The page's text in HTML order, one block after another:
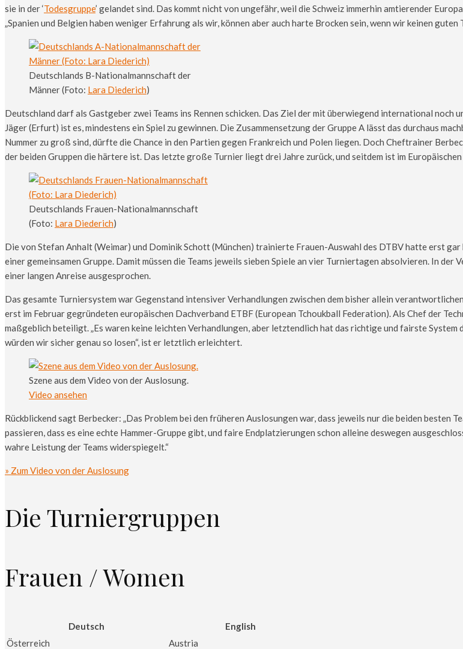
sie in der ‘Todesgruppe’ gelandet sind. Das kommt nicht von ungefähr, weil die Schweiz immerhin amtierender
„Spanien und Belgien haben weniger Erfahrung als wir, können aber auch harte Brocken sein, wenn wir keinen guten
Deutschlands B-Nationalmannschaft der
Männer (Foto: Lara Diederich)
Deutschland darf als Gastgeber zwei Teams ins Rennen schicken. Das Ziel der mit überwiegend international
Jäger (Erfurt) ist es, mindestens ein Spiel zu gewinnen. Die Zusammensetzung der Gruppe A lässt das durchaus
Nummer zu groß sind, dürfte die Chance in den Partien gegen Frankreich und Polen liegen. Doch Cheftrainer
der beiden Gruppen die härtere ist. Das letzte große Turnier liegt drei Jahre zurück, und seitdem ist im
Deutschlands Frauen-Nationalmannschaft
(Foto: Lara Diederich)
Die von Stefan Anhalt (Weimar) und Dominik Schott (München) trainierte Frauen-Auswahl des DTBV hatte erst gar
einer gemeinsamen Gruppe. Damit müssen die Teams jeweils sieben Spiele an vier Turniertagen absolvieren. In
einer langen Anreise ausgesprochen.
Das gesamte Turniersystem war Gegenstand intensiver Verhandlungen zwischen dem bisher allein
erst im Februar gegründeten europäischen Dachverband ETBF (European Tchoukball Federation). Als Chef der
maßgeblich beteiligt. „Es waren keine leichten Verhandlungen, aber letztendlich hat das richtige und fairste System
würden wir sicher genau so losen“, ist er letztlich erleichtert.
Szene aus dem Video von der Auslosung.
Video ansehen
Rückblickend sagt Berbecker: „Das Problem bei den früheren Auslosungen war, dass jeweils nur die beiden besten
passieren, dass es eine echte Hammer-Gruppe gibt, und faire Endplatzierungen schon alleine deswegen
wahre Leistung der Teams widerspiegelt.“
» Zum Video von der Auslosung
Die Turniergruppen
Frauen / Women
Deutsch
English
Österreich
Austria